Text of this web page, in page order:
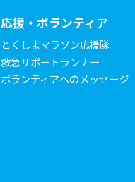
応援・ボランティア
とくしまマラソン応援隊
救急サポートランナー
ボランティアへのメッセージ